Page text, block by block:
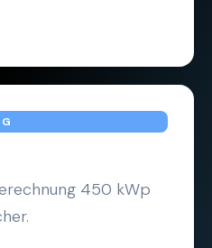
450 kWp